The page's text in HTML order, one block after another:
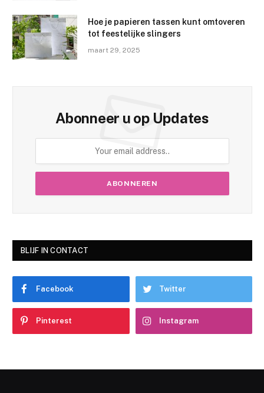
Hoe je papieren tassen kunt omtoveren
tot feestelijke slingers
maart 29, 2025
Abonneer u op Updates
BLIJF IN CONTACT
Facebook Twitter
Pinterest Instagram